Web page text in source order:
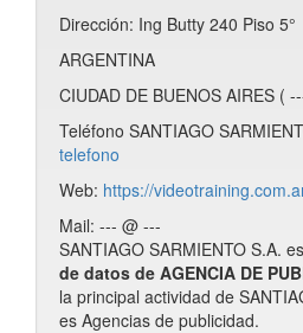
Dirección: Ing Butty 240 Piso 5°
ARGENTINA
CIUDAD DE BUENOS AIRES (
Teléfono SANTIAGO
telefono
Web: https://
Mail: --- @ ---
SANTIAGO SARMIENTO S.A.
de datos de AGENCIA DE
la principal actividad de
es Agencias de publicidad.